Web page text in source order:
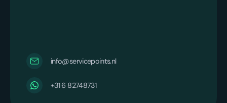
info@servicepoints.nl
+31 6 82748731